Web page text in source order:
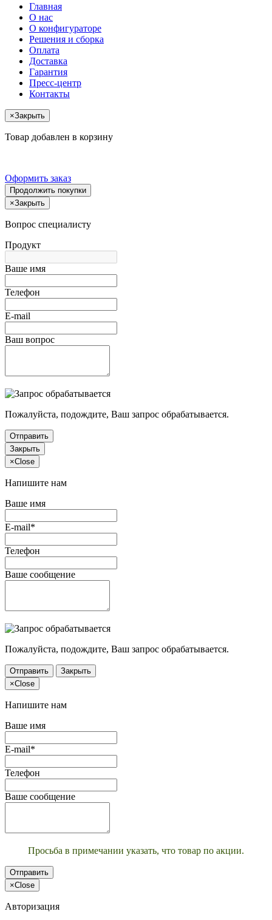
Главная
О нас
О конфигураторе
Решения и сборка
Оплата
Доставка
Гарантия
Пресс-центр
Контакты
×Закрыть
Товар добавлен в корзину
Оформить заказ
Продолжить покупки
×Закрыть
Вопрос специалисту
Продукт
Ваше имя
Телефон
E-mail
Ваш вопрос
Пожалуйста, подождите, Ваш запрос обрабатывается.
Отправить
Закрыть
×Close
Напишите нам
Ваше имя
E-mail*
Телефон
Ваше сообщение
Пожалуйста, подождите, Ваш запрос обрабатывается.
Отправить
Закрыть
×Close
Напишите нам
Ваше имя
E-mail*
Телефон
Ваше сообщение
Просьба в примечании указать, что товар по акции.
Отправить
×Close
Авторизация